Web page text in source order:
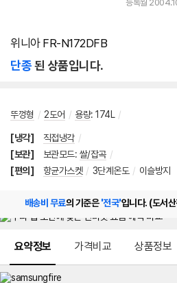
등록월
위니아 FR-N172DFB
단종된 상품입니다.
뚜껑형 / 2도어 / 용량: 174L /
[냉각] 직접냉각 /
[보관]
보관모드: 쌀/잡곡 /
[편의]
항균가스켓 / 3단계온도 / 이슬방지
배송비 무료의 기준은'전국'입니다. (도서
요약정보 가격비교 상품정보